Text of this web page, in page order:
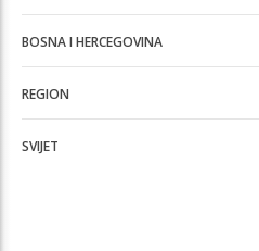
BOSNA I HERCEGOVINA
REGION
SVIJET